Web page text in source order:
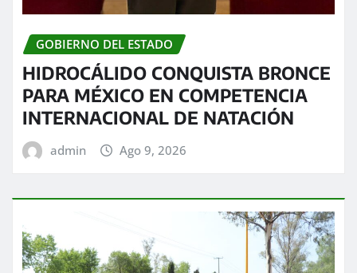
GOBIERNO DEL ESTADO
HIDROCÁLIDO CONQUISTA BRONCE
PARA MÉXICO EN COMPETENCIA
INTERNACIONAL DE NATACIÓN
admin Ago 9, 2026